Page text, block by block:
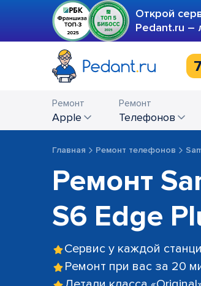
Открой
Pedant.ru –
Ремонт
Apple
Ремонт
телефонов
Главная Ремонт телефонов
Ремонт
S6 Edge
Сервис у каждой
Ремонт при вас за 20